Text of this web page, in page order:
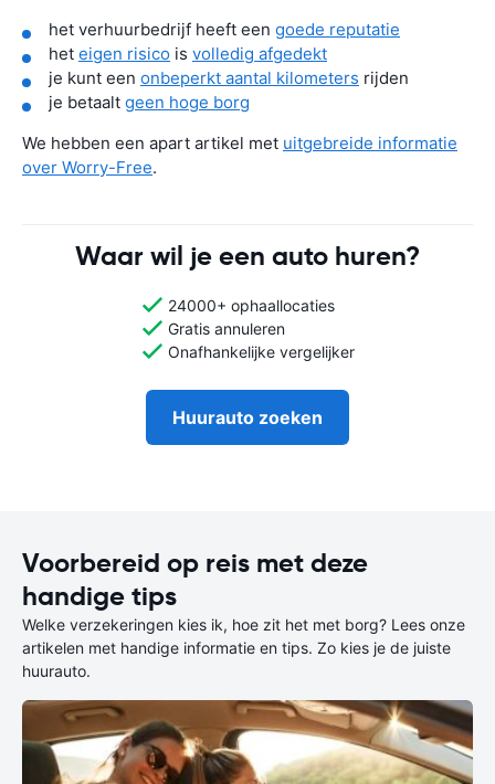
het verhuurbedrijf heeft een goede reputatie
het eigen risico is volledig afgedekt
je kunt een onbeperkt aantal kilometers rijden
je betaalt geen hoge borg
We hebben een apart artikel met uitgebreide informatie
over Worry-Free.
Waar wil je een auto huren?
24000+ ophaallocaties
Gratis annuleren
Onafhankelijke vergelijker
Huurauto zoeken
Voorbereid op reis met deze
handige tips
Welke verzekeringen kies ik, hoe zit het met borg? Lees onze
artikelen met handige informatie en tips. Zo kies je de juiste
huurauto.